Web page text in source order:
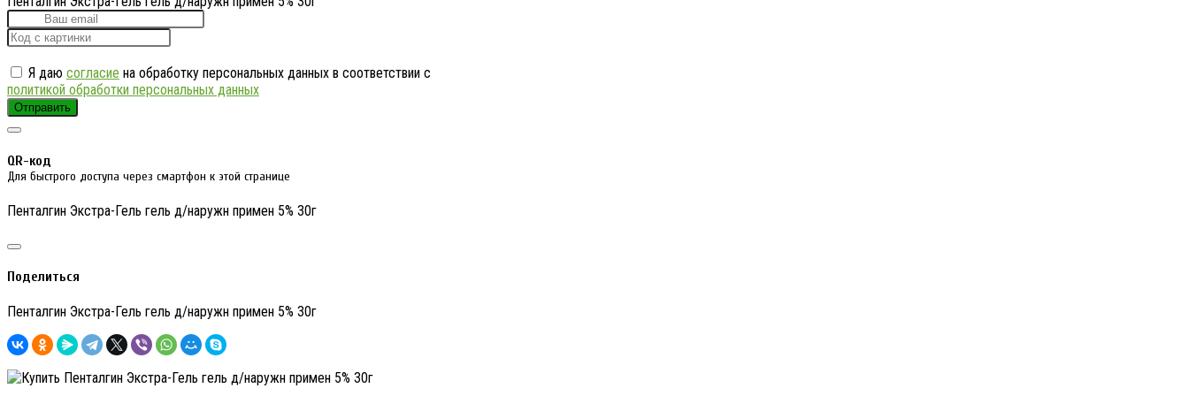
Я даю согласие на обработку персональных данных в соответствии с
политикой обработки персональных данных
Отправить
QR-код
Для быстрого доступа через смартфон к этой странице
Пенталгин Экстра-Гель гель д/наружн примен 5% 30г
Поделиться
Пенталгин Экстра-Гель гель д/наружн примен 5% 30г